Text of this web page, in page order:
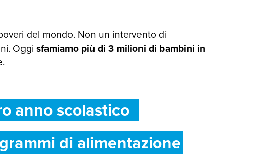
del mondo. Non un intervento di
Oggi sfamiamo più di 3 milioni di bambini in
anno scolastico
di alimentazione